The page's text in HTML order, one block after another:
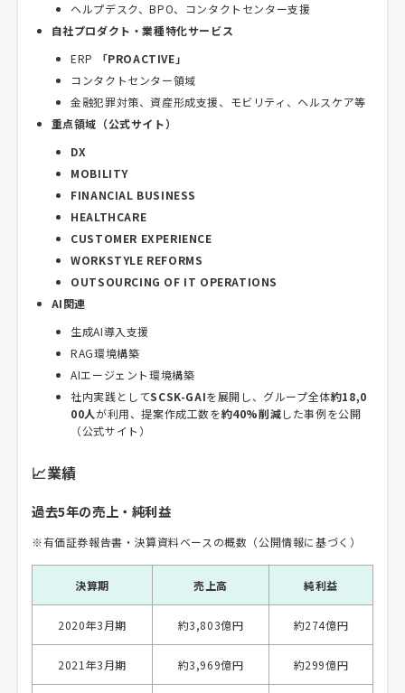
ヘルプデスク、BPO、コンタクトセンター支援
自社プロダクト・業種特化サービス
ERP
「PROACTIVE」
コンタクトセンター領域
金融犯罪対策、資産形成支援、モビリティ、ヘルスケア等
重点領域（公式サイト）
DX
MOBILITY
FINANCIAL BUSINESS
HEALTHCARE
CUSTOMER EXPERIENCE
WORKSTYLE REFORMS
OUTSOURCING OF IT OPERATIONS
AI関連
生成AI導入支援
RAG環境構築
AIエージェント環境構築
社内実践としてSCSK-GAIを展開し、グループ全体約18,0
00人が利用、提案作成工数を約40%削減した事例を公開
（公式サイト）
📈業績
過去5年の売上・純利益
※有価証券報告書・決算資料ベースの概数（公開情報に基づく）
決算期 売上高 純利益
2020年3月期 約3,803億円 約274億円
2021年3月期 約3,969億円 約299億円